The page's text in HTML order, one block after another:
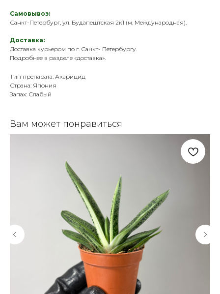
Самовывоз:
Санкт-Петербург, ул. Будапештская 2к1 (м. Международная).
Доставка:
Доставка курьером по г. Санкт- Петербургу.
Подробнее в разделе «доставка».
Тип препарата: Акарицид
Страна: Япония
Запах: Слабый
Вам может понравиться